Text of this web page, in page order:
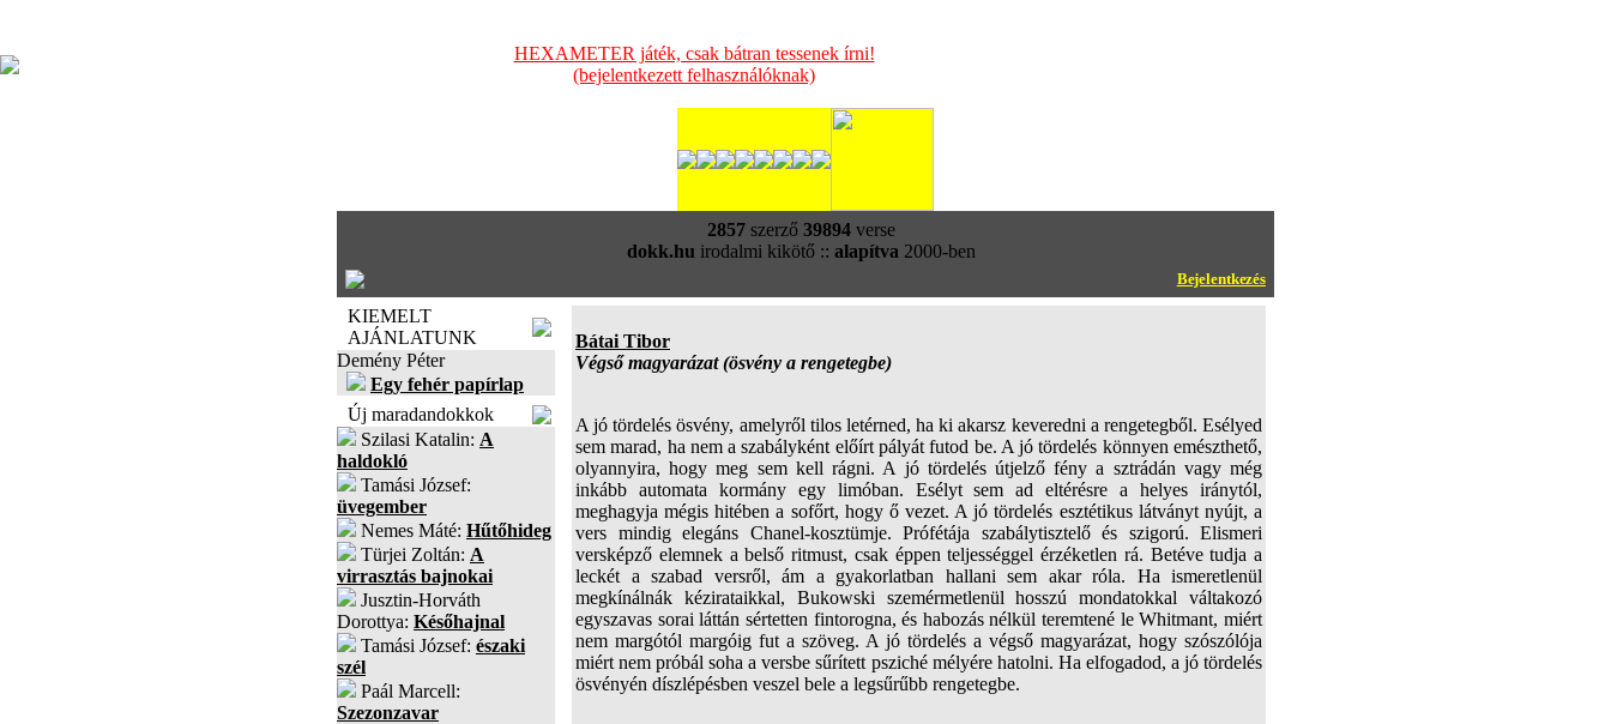
HEXAMETER játék, csak bátran tessenek írni!
(bejelentkezett felhasználóknak)
2857szerző 39894verse
dokk.hu irodalmi kikötő :: alapítva 2000-ben
Bejelentkezés
KIEMELT
AJÁNLATUNK
Demény Péter
Egy fehér papírlap
Új maradandokkok
Szilasi Katalin: A
haldokló
Tamási József:
üvegember
Nemes Máté: Hűtőhideg
Türjei Zoltán: A
virrasztás bajnokai
Jusztin-Horváth
Dorottya: Későhajnal
Tamási József: északi
szél
Paál Marcell:
Szezonzavar
Bátai Tibor
Végső magyarázat (ösvény a rengetegbe)
A jó tördelés ösvény, amelyről tilos letérned, ha ki akarsz keveredni a rengetegből. Esélyed
sem marad, ha nem a szabályként előírt pályát futod be. A jó tördelés könnyen emészthető,
olyannyira, hogy meg sem kell rágni. A jó tördelés útjelző fény a sztrádán vagy még
inkább automata kormány egy limóban. Esélyt sem ad eltérésre a helyes iránytól,
meghagyja mégis hitében a sofőrt, hogy ő vezet. A jó tördelés esztétikus látványt nyújt, a
vers mindig elegáns Chanel-kosztümje. Prófétája szabálytisztelő és szigorú. Elismeri
versképző elemnek a belső ritmust, csak éppen teljességgel érzéketlen rá. Betéve tudja a
leckét a szabad versről, ám a gyakorlatban hallani sem akar róla. Ha ismeretlenül
megkínálnák kézirataikkal, Bukowski szemérmetlenül hosszú mondatokkal váltakozó
egyszavas sorai láttán sértetten fintorogna, és habozás nélkül teremtené le Whitmant, miért
nem margótól margóig fut a szöveg. A jó tördelés a végső magyarázat, hogy szószólója
miért nem próbál soha a versbe sűrített psziché mélyére hatolni. Ha elfogadod, a jó tördelés
ösvényén díszlépésben veszel bele a legsűrűbb rengetegbe.